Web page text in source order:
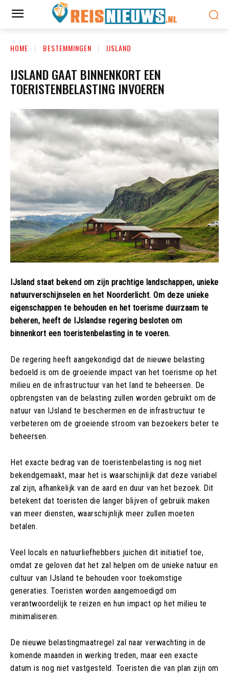
HOME BESTEMMINGEN IJSLAND
IJSLAND GAAT BINNENKORT EEN
TOERISTENBELASTING INVOEREN
IJsland staat bekend om zijn prachtige landschappen, unieke
natuurverschijnselen en het Noorderlicht. Om deze unieke
eigenschappen te behouden en het toerisme duurzaam te
beheren, heeft de IJslandse regering besloten om
binnenkort een toeristenbelasting in te voeren.
De regering heeft aangekondigd dat de nieuwe belasting
bedoeld is om de groeiende impact van het toerisme op het
milieu en de infrastructuur van het land te beheersen. De
opbrengsten van de belasting zullen worden gebruikt om de
natuur van IJsland te beschermen en de infrastructuur te
verbeteren om de groeiende stroom van bezoekers beter te
beheersen.
Het exacte bedrag van de toeristenbelasting is nog niet
bekendgemaakt, maar het is waarschijnlijk dat deze variabel
zal zijn, afhankelijk van de aard en duur van het bezoek. Dit
betekent dat toeristen die langer blijven of gebruik maken
van meer diensten, waarschijnlijk meer zullen moeten
betalen.
Veel locals en natuurliefhebbers juichen dit initiatief toe,
omdat ze geloven dat het zal helpen om de unieke natuur en
cultuur van IJsland te behouden voor toekomstige
generaties. Toeristen worden aangemoedigd om
verantwoordelijk te reizen en hun impact op het milieu te
minimaliseren.
De nieuwe belastingmaatregel zal naar verwachting in de
komende maanden in werking treden, maar een exacte
datum is nog niet vastgesteld. Toeristen die van plan zijn om